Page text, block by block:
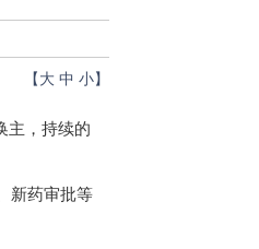
【 大 中 小】
主，持续的
新药审批等